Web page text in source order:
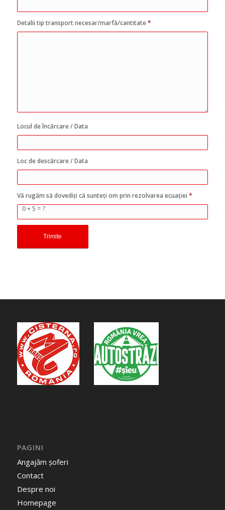
Detalii tip transport necesar/marfă/cantitate*
Locul de încărcare / Data
Loc de descărcare / Data
0 + 5 = ?
Vă rugăm să dovediți că sunteți om prin rezolvarea ecuației *
PAGINI
Angajăm șoferi
Contact
Despre noi
Homepage